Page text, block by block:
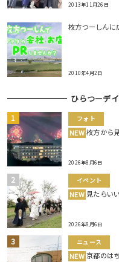
2013年11月26日
枚方つーしんに
2010年4月2日
ひらつーデ
フォト
NEW 枚方から
2026年8月6日
イベント
NEW 見たらい
2026年8月6日
ニュース
NEW 京都のは